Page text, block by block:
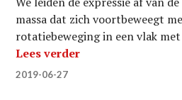
massa dat zich voortbeweegt
rotatiebeweging in een vlak
Lees verderDe
2019-06-27